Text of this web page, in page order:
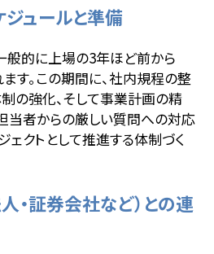
ュールと準備
般的に上場の3年ほど前から
す。この期間に、社内規程の整
の強化、そして事業計画の精
当者からの厳しい質問への対応
ェクトとして推進する体制づく
・証券会社など）との連